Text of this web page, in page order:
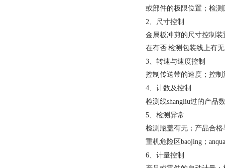
或部件的极限位置；检
2、 尺寸控制
金属板冲剪的尺寸控制
在有否 检测包装线上有
3、 转速与速度控制
控制传送带的速度；控
4、 计数及控制
检测线shangliu过的产品
5、 检测异常
检测瓶盖有无；产品合
重机危险区baojing ；
6、 计量控制